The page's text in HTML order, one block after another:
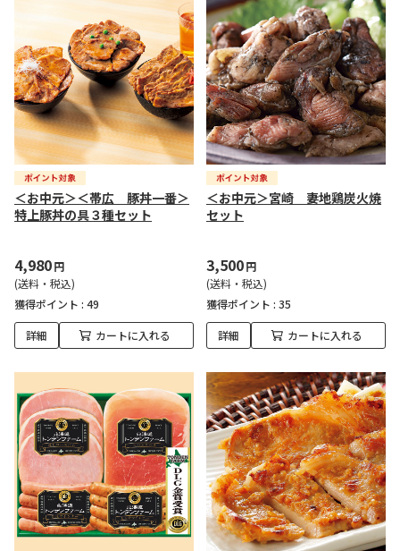
＜お中元＞＜帯広 豚丼一番＞
特上豚丼の具３種セット
4,980円
(送料・税込)
獲得ポイント : 49
詳細 カートに入れる
＜お中元＞宮崎 妻地鶏炭火焼
セット
3,500円
(送料・税込)
獲得ポイント : 35
詳細 カートに入れる